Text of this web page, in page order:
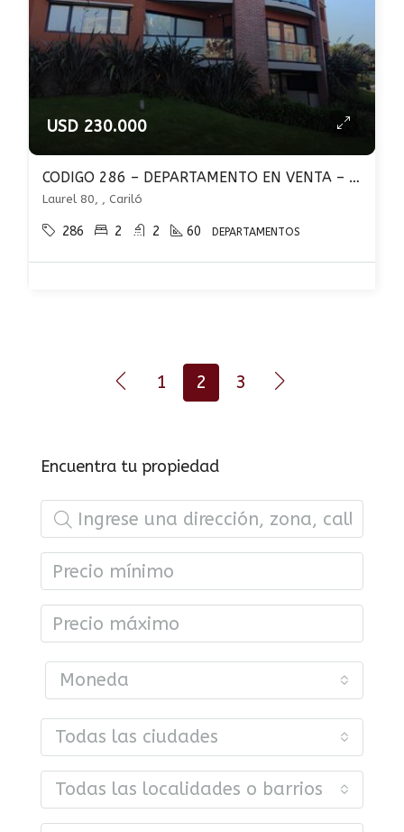
USD 230.000
CODIGO 286 – DEPARTAMENTO EN VENTA – 2 DORMITORIOS CON COCHERA Y PILETA – CARILO
Laurel 80, , Cariló
286 2 2 60 DEPARTAMENTOS
1 2 3
Encuentra tu propiedad
Moneda
Todas las ciudades
Todas las localidades o barrios